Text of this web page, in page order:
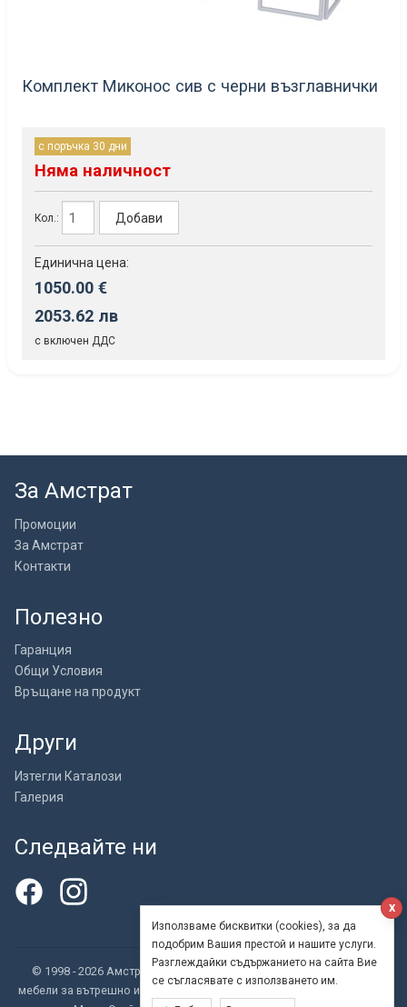
Използваме бисквитки (cookies), за да
подобрим Вашия престой и нашите услуги.
Разглеждайки съдържанието на сайта Вие
се съгласявате с използването им.
x
Комплект Миконос сив с черни възглавнички
с поръчка 30 дни
Няма наличност
Кол.: Добави
Единична цена:
1050.00 €
2053.62 лв
с включен ДДС
За Амстрат
Промоции
За Амстрат
Контакти
Полезно
Гаранция
Общи Условия
Връщане на продукт
Други
Изтегли Каталози
Галерия
Следвайте ни
© 1998 - 2026 Амстрат ООД - внос, търговия и производство на
мебели за вътрешно и външно обзавеждане. Бар столове, Кресла и